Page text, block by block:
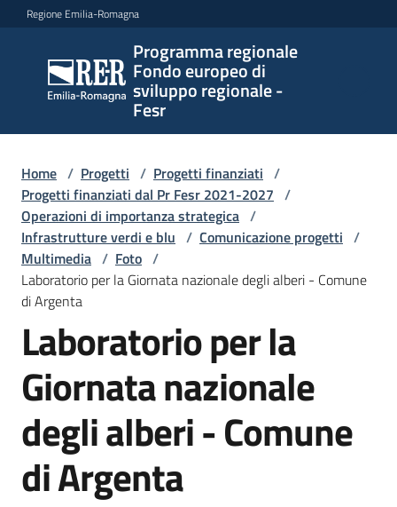
Vai al contenuto
Vai alla navigazione
Vai al footer
Regione Emilia-Romagna
Programma regionale
Fondo europeo di
sviluppo regionale -
Fesr
Programma
regionale
Fondo
europeo di
regionale -
Fesr
Novità
Programmi
e
strategie
Opportunità
Home / Progetti / Progetti finanziati /
Progetti finanziati dal Pr Fesr 2021-2027 /
Operazioni di importanza strategica /
Infrastrutture verdi e blu / Comunicazione progetti /
Multimedia / Foto /
Laboratorio per la Giornata nazionale degli alberi - Comune
di Argenta
Laboratorio per la
Giornata nazionale
degli alberi - Comune
di Argenta